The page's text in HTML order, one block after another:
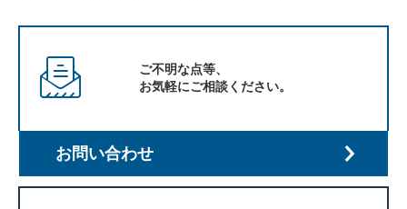
ご不明な点等、
お気軽にご相談ください。
お問い合わせ